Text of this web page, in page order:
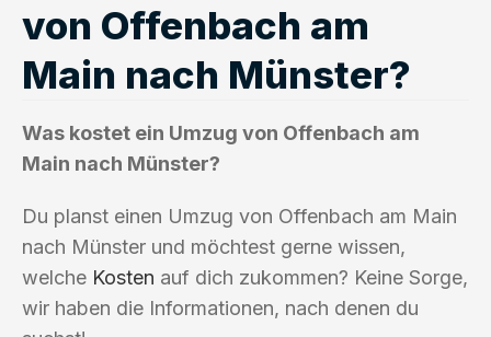
von Offenbach am
Main nach Münster?
Was kostet ein Umzug von Offenbach am
Main nach Münster?
Du planst einen Umzug von Offenbach am Main
nach Münster und möchtest gerne wissen,
welche Kosten auf dich zukommen? Keine Sorge,
wir haben die Informationen, nach denen du